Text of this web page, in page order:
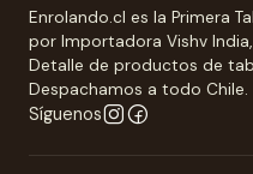
Enrolando.cl es la Primera
por Importadora Vishv
Detalle de productos de
Despachamos a todo Chile.
Síguenos